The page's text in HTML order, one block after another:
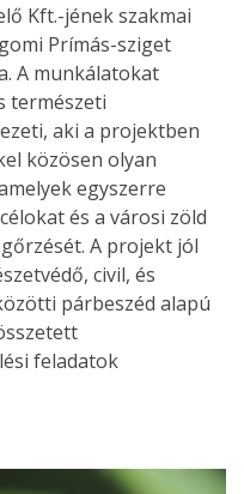
Kft.-jének szakmai
Prímás-sziget
A munkálatokat
természeti
aki a projektben
közösen olyan
egyszerre
és a városi zöld
A projekt jól
civil, és
párbeszéd alapú
feladatok